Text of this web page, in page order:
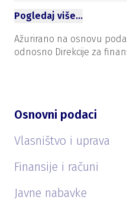
Pogledaj više…
Ažurirano na osnovu
odnosno Direkcije za
Osnovni podaci
Vlasništvo i uprava
Finansije i računi
Javne nabavke